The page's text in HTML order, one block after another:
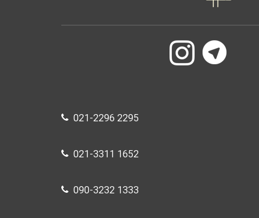
021-2296 2295
021-3311 1652
090-3232 1333